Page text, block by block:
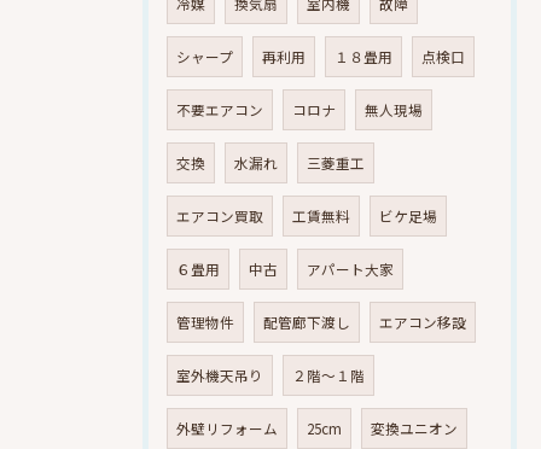
シャープ 再利用 １８畳用 点検口
不要エアコン コロナ 無人現場
交換 水漏れ 三菱重工
エアコン買取 工賃無料 ビケ足場
６畳用 中古 アパート大家
管理物件 配管廊下渡し エアコン移設
室外機天吊り ２階～１階
外壁リフォーム 25cm 変換ユニオン